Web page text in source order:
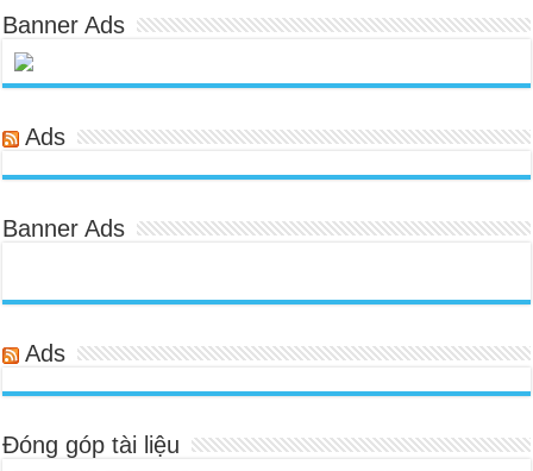
Banner Ads
Ads
Banner Ads
Ads
Đóng góp tài liệu